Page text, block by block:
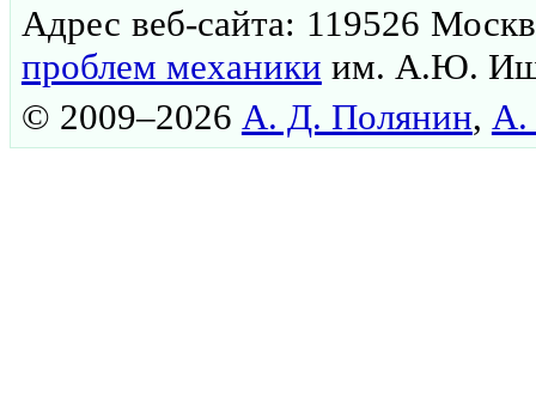
Адрес веб-сайта: 119526
проблем механики им. А.Ю.
© 2009–2026 А. Д. Полянин, А.